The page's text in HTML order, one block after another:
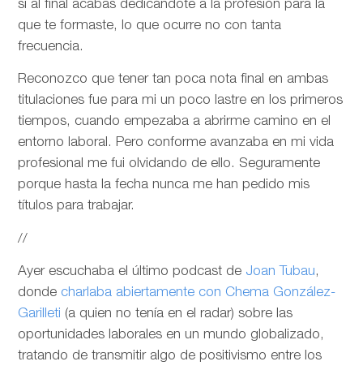
si al final acabas dedicándote a la profesión para la
que te formaste, lo que ocurre no con tanta
frecuencia.
Reconozco que tener tan poca nota final en ambas
titulaciones fue para mi un poco lastre en los primeros
tiempos, cuando empezaba a abrirme camino en el
entorno laboral. Pero conforme avanzaba en mi vida
profesional me fui olvidando de ello. Seguramente
porque hasta la fecha nunca me han pedido mis
títulos para trabajar.
//
Ayer escuchaba el último podcast de Joan Tubau,
donde charlaba abiertamente con Chema González-
Garilleti (a quien no tenía en el radar) sobre las
oportunidades laborales en un mundo globalizado,
tratando de transmitir algo de positivismo entre los